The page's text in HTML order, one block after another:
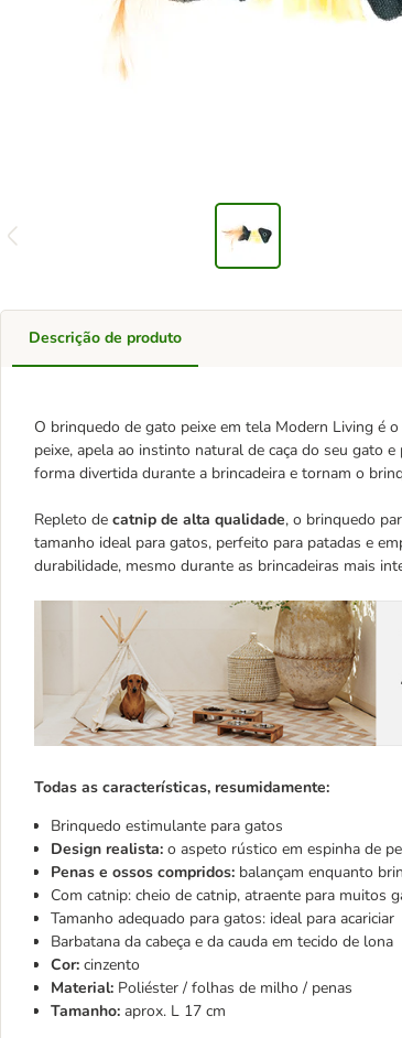
Descrição de produto
O brinquedo de gato peixe em tela Modern Living é
peixe, apela ao instinto natural de caça do seu gato
forma divertida durante a brincadeira e tornam o
Repleto de catnip de alta qualidade, o brinquedo
tamanho ideal para gatos, perfeito para patadas e
durabilidade, mesmo durante as brincadeiras mais
Todas as características, resumidamente:
Brinquedo estimulante para gatos
Design realista: o aspeto rústico em espinha de
Penas e ossos compridos: balançam enquanto
Com catnip: cheio de catnip, atraente para muitos
Tamanho adequado para gatos: ideal para acariciar
Barbatana da cabeça e da cauda em tecido de lona
Cor: cinzento
Material: Poliéster / folhas de milho / penas
Tamanho: aprox. L 17 cm